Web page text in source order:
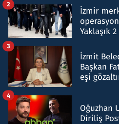
İzmir
Yaklaşık
2
İzmit
Başkan
eşi
3
Oğuzhan
Diriliş
4